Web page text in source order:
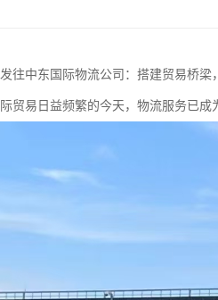
往中东国际物流公司：搭建贸易桥梁
贸易日益频繁的今天，物流服务已成